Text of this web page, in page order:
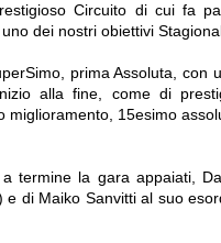
Circuito di cui fa
dei nostri obiettivi
prima Assoluta, con
alla fine, come di
miglioramento, 15esimo
termine la gara appaiati,
di Maiko Sanvitti al suo